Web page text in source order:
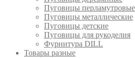
Пуговицы перламутровые
Пуговицы металлические
Пуговицы детские
Пуговицы для рукоделия
Фурнитура DILL
Товары разные